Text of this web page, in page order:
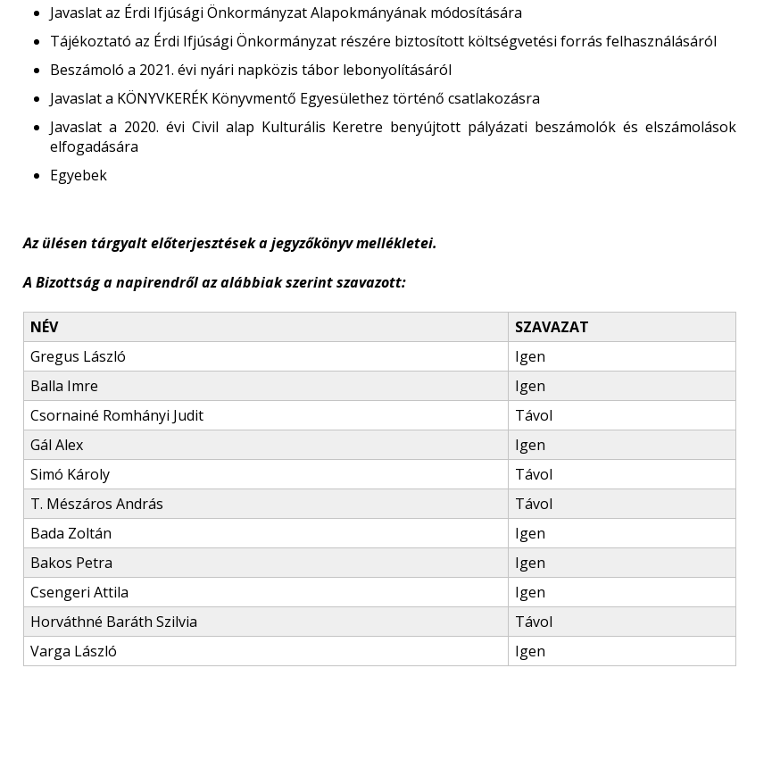
Javaslat az Érdi Ifjúsági Önkormányzat Alapokmányának módosítására
Tájékoztató az Érdi Ifjúsági Önkormányzat részére biztosított költségvetési forrás felhasználásáról
Beszámoló a 2021. évi nyári napközis tábor lebonyolításáról
Javaslat a KÖNYVKERÉK Könyvmentő Egyesülethez történő csatlakozásra
Javaslat a 2020. évi Civil alap Kulturális Keretre benyújtott pályázati beszámolók és elszámolások
elfogadására
Egyebek
Az ülésen tárgyalt előterjesztések a jegyzőkönyv mellékletei.
A Bizottság a napirendről az alábbiak szerint szavazott:
NÉV
SZAVAZAT
Gregus László
Igen
Balla Imre
Igen
Csornainé Romhányi Judit
Távol
Gál Alex
Igen
Simó Károly
Távol
T. Mészáros András
Távol
Bada Zoltán
Igen
Bakos Petra
Igen
Csengeri Attila
Igen
Horváthné Baráth Szilvia
Távol
Varga László
Igen